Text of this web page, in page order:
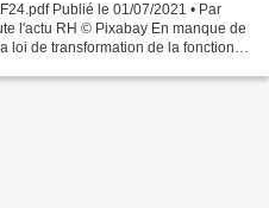
Publié le 01/07/2021 • Par
l'actu RH © Pixabay En manque de
loi de transformation de la fonction